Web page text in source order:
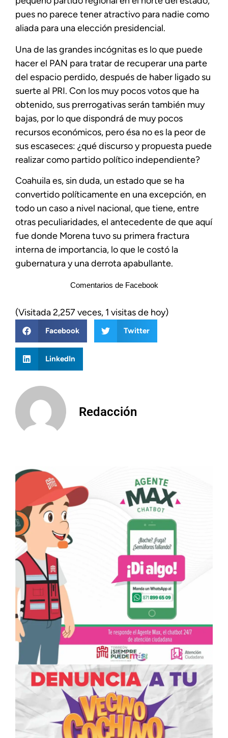
pues no parece tener atractivo para nadie como
aliada para una elección presidencial.
Una de las grandes incógnitas es lo que puede
hacer el PAN para tratar de recuperar una parte
del espacio perdido, después de haber ligado su
suerte al PRI. Con los muy pocos votos que ha
obtenido, sus prerrogativas serán también muy
bajas, por lo que dispondrá de muy pocos
recursos económicos, pero ésa no es la peor de
sus escaseces: ¿qué discurso y propuesta puede
realizar como partido político independiente?
Coahuila es, sin duda, un estado que se ha
convertido políticamente en una excepción, en
todo un caso a nivel nacional, que tiene, entre
otras peculiaridades, el antecedente de que aquí
fue donde Morena tuvo su primera fractura
interna de importancia, lo que le costó la
gubernatura y una derrota apabullante.
Comentarios de Facebook
(Visitada 2,257 veces, 1 visitas de hoy)
Facebook Twitter
LinkedIn
Redacción